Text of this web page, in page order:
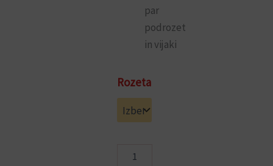
par
podrozet
in vijaki
Rozeta
Okrogla
rozeta
INOX
količina